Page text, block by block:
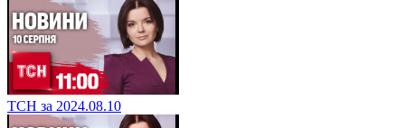
ТСН за 2024.08.10